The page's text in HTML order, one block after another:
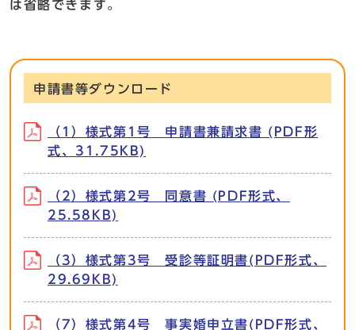
は省略できます。
申請書等ダウンロード
（1）様式第1号 申請書兼請求書 (PDF形
式、31.75KB)
（2）様式第2号 同意書 (PDF形式、
25.58KB)
（3）様式第3号 受診等証明書(PDF形式、
29.69KB)
（7）様式第4号 事実婚申立書(PDF形式、